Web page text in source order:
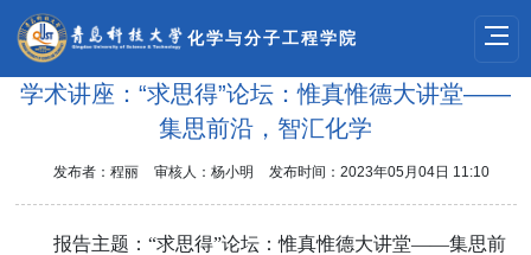
化学与分子工程学院
学术讲座：“求思得”论坛：惟真惟德大讲堂——
集思前沿，智汇化学
发布者：程丽 审核人：杨小明 发布时间：2023年05月04日 11:10
报告主题：“求思得”论坛：惟真惟德大讲堂——集思前